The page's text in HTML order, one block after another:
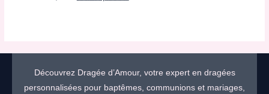
Découvrez Dragée d’Amour, votre expert en dragées
personnalisées pour baptêmes, communions et mariages,